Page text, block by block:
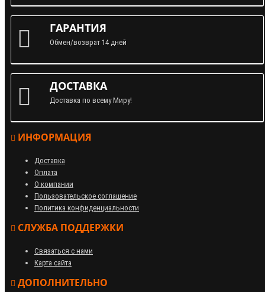
ГАРАНТИЯ
Обмен/возврат 14 дней
ДОСТАВКА
Доставка по всему Миру!
ИНФОРМАЦИЯ
Доставка
Оплата
О компании
Пользовательское соглашение
Политика конфиденциальности
СЛУЖБА ПОДДЕРЖКИ
Связаться с нами
Карта сайта
ДОПОЛНИТЕЛЬНО